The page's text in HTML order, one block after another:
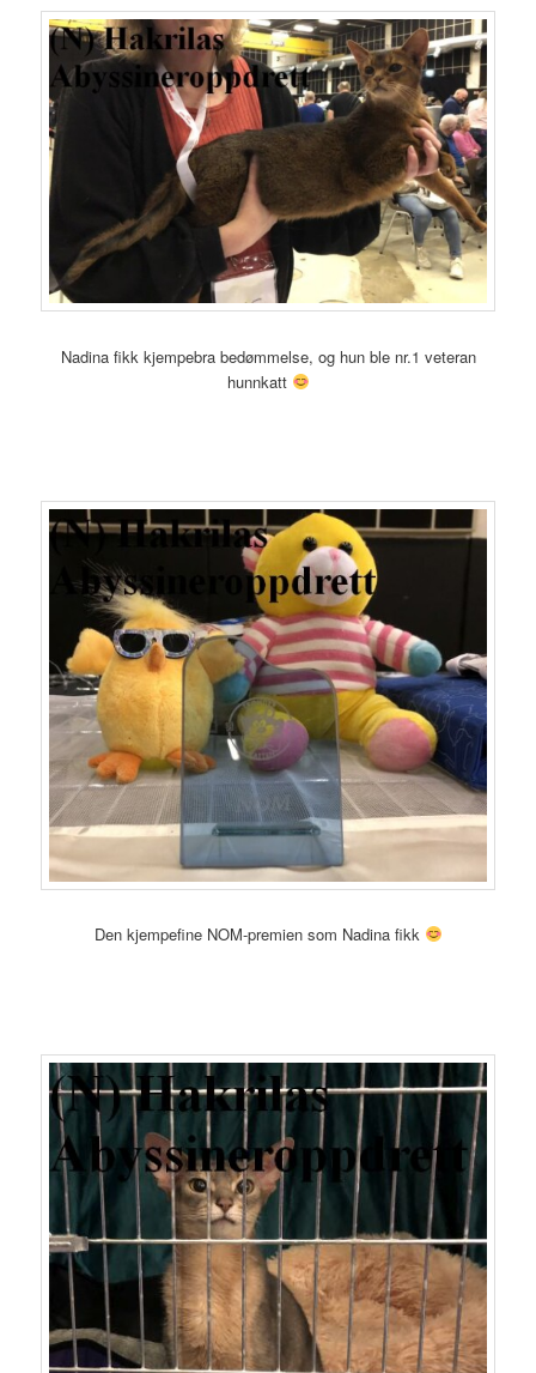
Nadina fikk kjempebra bedømmelse, og hun ble nr.1 veteran
hunnkatt
Den kjempefine NOM-premien som Nadina fikk